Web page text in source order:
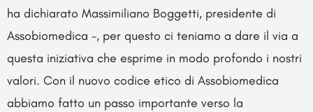
ha dichiarato Massimiliano Boggetti, presidente di
Assobiomedica -, per questo ci teniamo a dare il via a
questa iniziativa che esprime in modo profondo i nostri
valori. Con il nuovo codice etico di Assobiomedica
abbiamo fatto un passo importante verso la